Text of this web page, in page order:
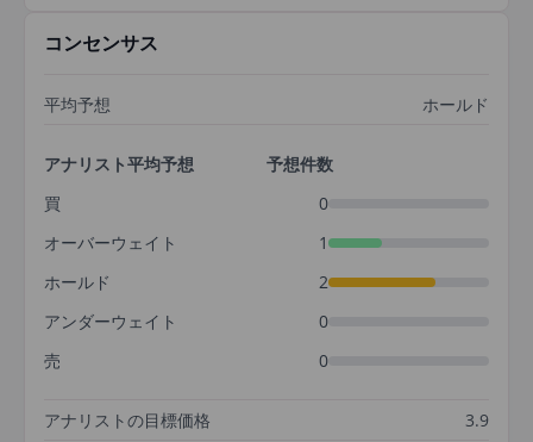
コンセンサス
平均予想 ホールド
アナリスト平均予想
予想件数
買
0
オーバーウェイト
1
ホールド
2
アンダーウェイト
0
売
0
アナリストの目標価格 3.9